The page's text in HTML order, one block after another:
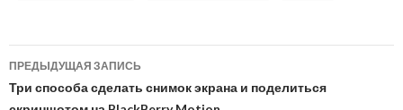
Навигация
по
ПРЕДЫДУЩАЯ ЗАПИСЬ
Три способа сделать снимок экрана и поделиться